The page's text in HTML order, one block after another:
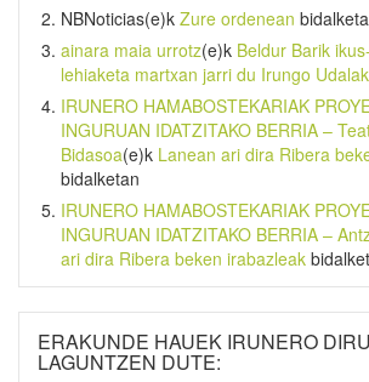
NBNoticias(e)k Zure ordenean
ainara maia urrotz(e)k Beldur Barik
lehiaketa martxan jarri du Irungo Udalak
IRUNERO HAMABOSTEKARIAK
INGURUAN IDATZITAKO BERRIA –
Bidasoa(e)k Lanean ari dira Ribera
bidalketan
IRUNERO HAMABOSTEKARIAK
INGURUAN IDATZITAKO BERRIA –
ari dira Ribera beken irabazleak
ERAKUNDE HAUEK IRUNERO
LAGUNTZEN DUTE: